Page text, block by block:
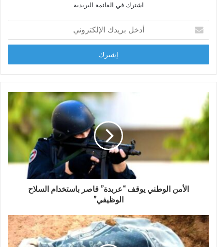
ي
ب
اشترك في القائمة البريدية
خ
ب
ر
د
ك
ا
ل
ك
ت
الأمن الوطني يوقف “عربدة” قاصر باستخدام السلاح
الوظيفي”